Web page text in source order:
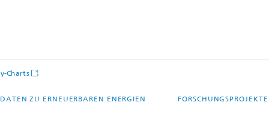
Charts
DATEN ZU ERNEUERBAREN ENERGIEN FORSCHUNGSPROJEKTE